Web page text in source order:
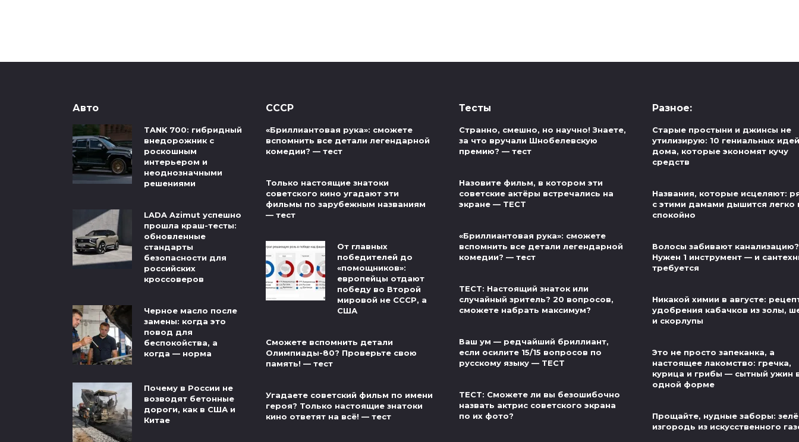
Авто
TANK 700: гибридный
внедорожник с
роскошным
интерьером и
неоднозначными
решениями
LADA Azimut успешно
прошла краш-тесты:
обновленные
стандарты
безопасности для
российских
кроссоверов
Черное масло после
замены: когда это
повод для
беспокойства, а
когда — норма
Почему в России не
возводят бетонные
дороги, как в США и
Китае
СССР
«Бриллиантовая рука»: сможете
вспомнить все детали легендарной
комедии? — тест
Только настоящие знатоки
советского кино угадают эти
фильмы по зарубежным названиям
— тест
От главных
победителей до
«помощников»:
европейцы отдают
победу во Второй
мировой не СССР, а
США
Сможете вспомнить детали
Олимпиады-80? Проверьте свою
память! — тест
Угадаете советский фильм по имени
героя? Только настоящие знатоки
кино ответят на всё! — тест
Тесты
Странно, смешно, но научно! Знаете,
за что вручали Шнобелевскую
премию? — тест
Назовите фильм, в котором эти
советские актёры встречались на
экране — ТЕСТ
«Бриллиантовая рука»: сможете
вспомнить все детали легендарной
комедии? — тест
ТЕСТ: Настоящий знаток или
случайный зритель? 20 вопросов,
сможете набрать максимум?
Ваш ум — редчайший бриллиант,
если осилите 15/15 вопросов по
русскому языку — ТЕСТ
ТЕСТ: Сможете ли вы безошибочно
назвать актрис советского экрана
по их фото?
Разное:
Старые простыни и джинсы не
утилизирую: 10 гениальных
дома, которые экономят кучу
средств
Названия, которые исцеляют:
с этими дамами дышится легко
спокойно
Волосы забивают канализацию?
Нужен 1 инструмент — и
требуется
Никакой химии в августе:
удобрения кабачков из золы,
и скорлупы
Это не просто запеканка, а
настоящее лакомство: гречка,
курица и грибы — сытный ужин
одной форме
Прощайте, нудные заборы:
изгородь из искусственного